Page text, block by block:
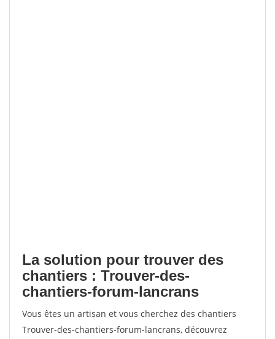
La solution pour trouver des
chantiers : Trouver-des-
chantiers-forum-lancrans
Vous êtes un artisan et vous cherchez des chantiers
Trouver-des-chantiers-forum-lancrans, découvrez